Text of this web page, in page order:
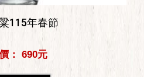
115年春節
： 690元